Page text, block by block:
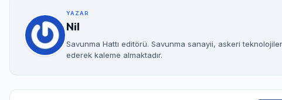
YAZAR
Nil
Savunma Hattı editörü. Savunma sanayii, askeri
ederek kaleme almaktadır.